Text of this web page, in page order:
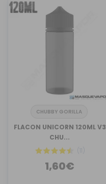
CHUBBY GORILLA
FLACON UNICORN 120ML V3
CHU...
(11)
1,60€